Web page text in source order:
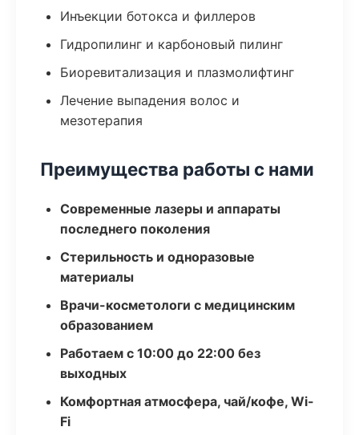
Инъекции ботокса и филлеров
Гидропилинг и карбоновый пилинг
Биоревитализация и плазмолифтинг
Лечение выпадения волос и
мезотерапия
Преимущества работы с нами
Современные лазеры и аппараты
последнего поколения
Стерильность и одноразовые
материалы
Врачи-косметологи с медицинским
образованием
Работаем с 10:00 до 22:00 без
выходных
Комфортная атмосфера, чай/кофе, Wi-
Fi